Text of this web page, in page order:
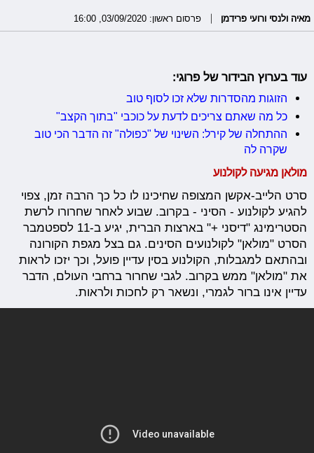
מאיה ולנסי ורועי פרידמן פרסום ראשון: 03/09/2020, 16:00
עוד בערוץ הבידור של פרוגי:
הזוגות מהסדרות שלא זכו לסוף טוב
כל מה שאתם צריכים לדעת על כוכבי "בתוך הקצב"
ההתחלה של קירל: השינוי של "כפולה" זה הדבר הכי טוב
שקרה לה
מולאן מגיעה לקולנוע
סרט הלייב-אקשן המצופה שחיכינו לו כל כך הרבה זמן, צפוי
להגיע לקולנוע - הסיני - בקרוב. שבוע לאחר שחרורו לרשת
הסטרימינג "דיסני +" בארצות הברית, יגיע ב-11 לספטמבר
הסרט "מולאן" לקולנועים הסינים. גם בצל מגפת הקורונה
ובהתאם למגבלות, הקולנוע בסין עדיין פועל, וכך יזכו לראות
את "מולאן" ממש בקרוב. לגבי שחרור ברחבי העולם, הדבר
עדיין אינו ברור לגמרי, ונשאר רק לחכות ולראות.